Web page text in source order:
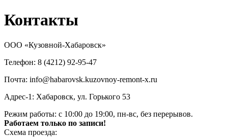
Контакты
ООО «Кузовной-Хабаровск»
Телефон: 8 (4212) 92-95-47
Почта: info@habarovsk.kuzovnoy-remont-x.ru
Адрес-1: Хабаровск, ул. Горького 53
Режим работы: с 10:00 до 19:00, пн-вс, без перерывов.
Работаем только по записи!
Схема проезда: